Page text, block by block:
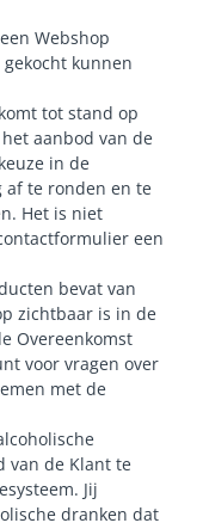
Webshop
kunnen
tot stand op
aanbod van de
in de
af te ronden en te
Het is niet
een
bevat van
zichtbaar is in de
Overeenkomst
voor vragen over
met de
van de Klant te
Jij
dranken dat